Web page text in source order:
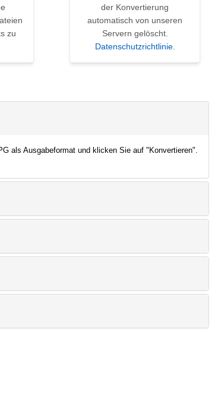
zu
der Konvertierung
automatisch von unseren
Servern gelöscht.
Datenschutzrichtlinie.
als Ausgabeformat und klicken Sie auf "Konvertieren".